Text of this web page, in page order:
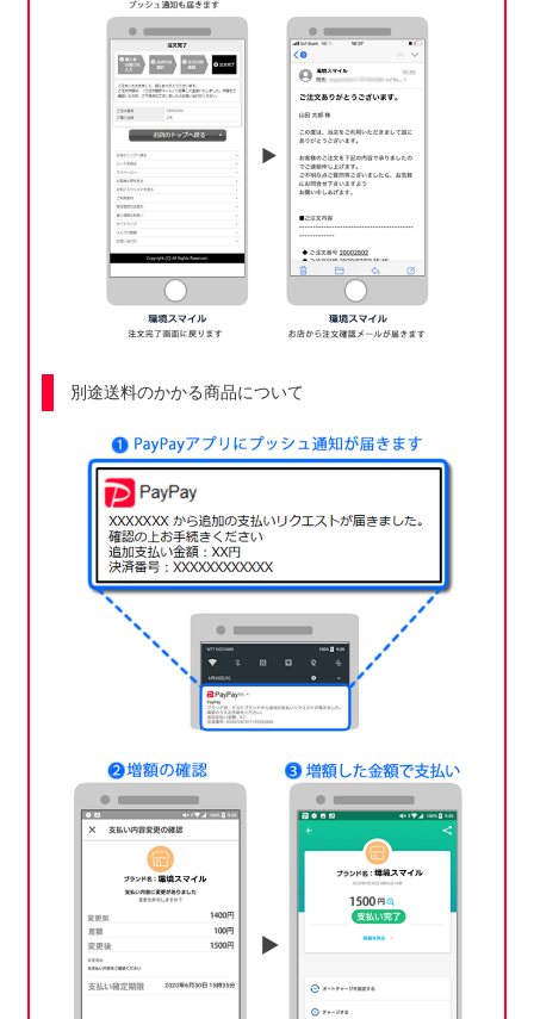
別途送料のかかる商品について